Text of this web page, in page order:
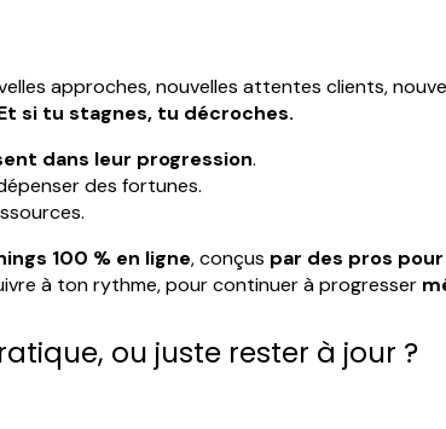
approches, nouvelles attentes clients,
si tu stagnes, tu décroches.
dans leur progression.
des fortunes.
100 % en ligne, conçus par des pros
à ton rythme, pour continuer à progresser
ou juste rester à jour ?